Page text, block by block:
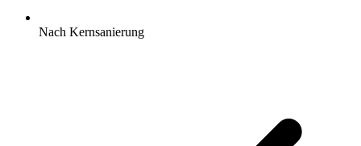
Nach Kernsanierung